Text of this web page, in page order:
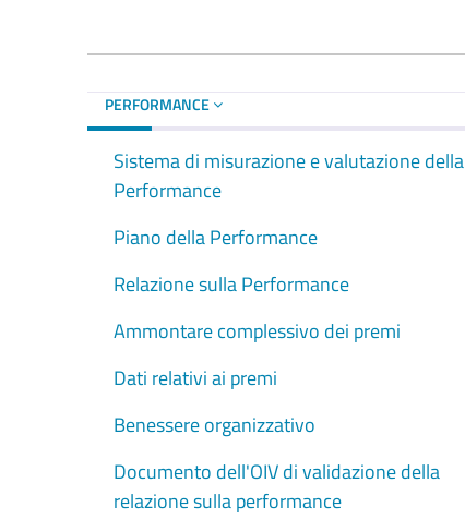
PERFORMANCE
Sistema di misurazione e valutazione della
Performance
Piano della Performance
Relazione sulla Performance
Ammontare complessivo dei premi
Dati relativi ai premi
Benessere organizzativo
Documento dell'OIV di validazione della
relazione sulla performance